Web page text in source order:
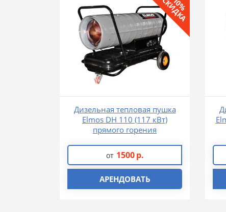
10%
СКИДКА
Дизельная тепловая пушка
Elmos DH 110 (117 кВт)
прямого горения
от 1500 р.
АРЕНДОВАТЬ